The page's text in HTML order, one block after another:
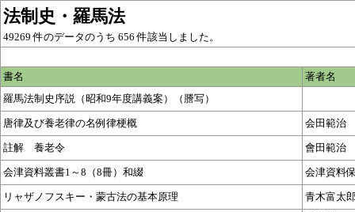
法制史・羅馬法
49269 件のデータのうち 656 件該当しました。
書名
著者名
羅馬法制史序説（昭和9年度講義案）（謄写）
唐律及び養老律の名例律梗概 会田範治
註解 養老令 會田範治
会津資料叢書1～8（8冊）和綴 会津資料
リャザノフスキー・蒙古法の基本原理 青木富太